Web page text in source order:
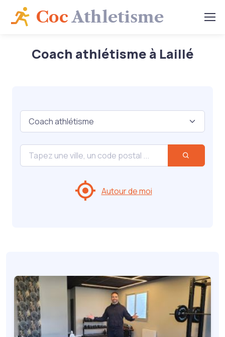
CocAthletisme
Coach athlétisme à Laillé
Autour de moi